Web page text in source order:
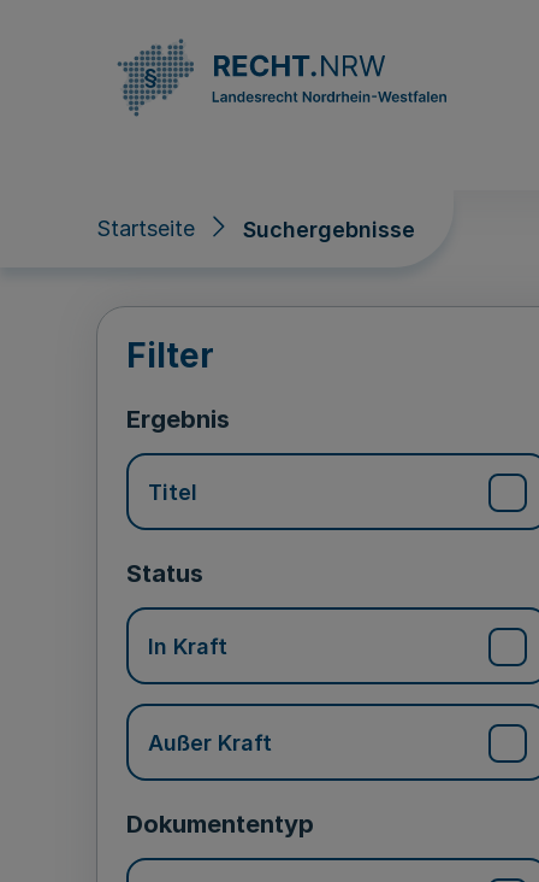
Startseite Suchergebnisse
Suchergebnisse
Filter
Ergebnis
Titel
Status
In Kraft
Außer Kraft
Dokumententyp